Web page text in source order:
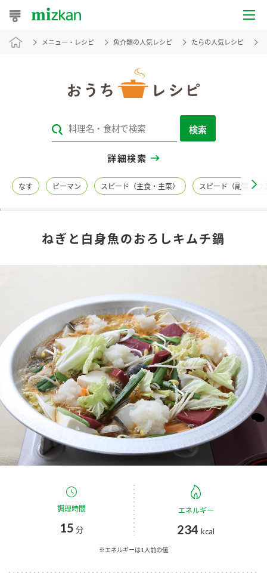
おうちレシピ
レシピカテゴリ一覧
レシピ名特集
商品情報
酢 調味酢
お酢ドリンク ぽん酢
みりん風・料理酒 鍋用調味料
つゆ たれ
スープ 中華
新商品一覧
キャンペーン情報
ブランド・スペシャルサイト
ブランド・スペシャルサイト トップ
商品ブランドサイト
Fibee（ファイビー）
くらしプラ酢
お酢ドリンク
つゆ
企業情報
国内事業概要
企業理念
ミツカンの歴史
ミツカンを知る
環境への取り組み
メニュー・レシピ 魚介類の人気レシピ たらの人気レシピ
検索
詳細検索
なす ピーマン スピード（主食・主菜） スピード（副菜・つ
ねぎと白身魚のおろしキムチ鍋
調理時間
15 分
エネルギー
234 kcal
※エネルギーは1人前の値